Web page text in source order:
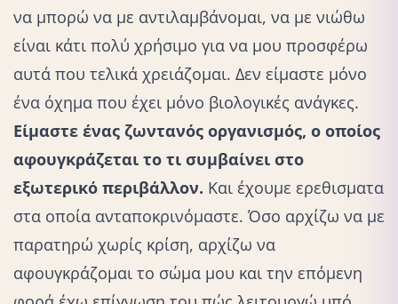
να μπορώ να με αντιλαμβάνομαι, να με νιώθω
είναι κάτι πολύ χρήσιμο για να μου προσφέρω
αυτά που τελικά χρειάζομαι. Δεν είμαστε μόνο
ένα όχημα που έχει μόνο βιολογικές ανάγκες.
Είμαστε ένας ζωντανός οργανισμός, ο οποίος
αφουγκράζεται το τι συμβαίνει στο
εξωτερικό περιβάλλον. Και έχουμε ερεθισματα
στα οποία ανταποκρινόμαστε. Όσο αρχίζω να με
παρατηρώ χωρίς κρίση, αρχίζω να
αφουγκράζομαι το σώμα μου και την επόμενη